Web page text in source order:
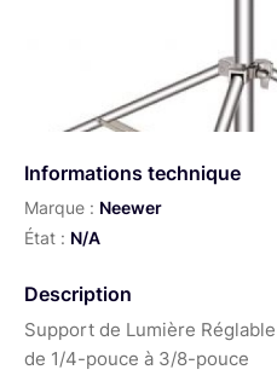
Informations technique
Marque : Neewer
État : N/A
Description
Support de Lumière
de 1/4-pouce à 3/8-pouce